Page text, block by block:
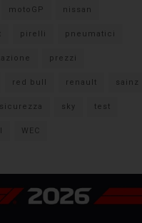
motoGP nissan
pirelli pneumatici
prezzi
red bull renault sainz
sicurezza sky test
WEC